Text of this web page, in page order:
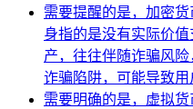
需要提醒的是，加密
身指的是没有实际价
产，往往伴随诈骗风
诈骗陷阱，可能导致
需要明确的是，虚拟